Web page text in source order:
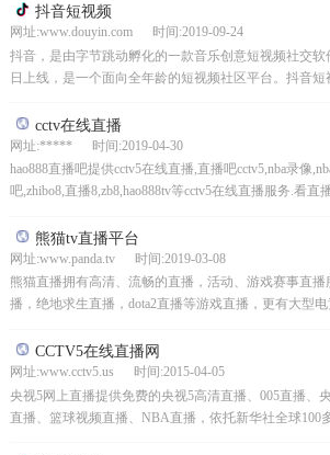
抖音短视频
网址:www.douyin.com 时间:2019-09-24
抖音，是由字节跳动孵化的一款音乐创意短视频社交软
日上线，是一个面向全年龄的短视频社区平台。抖音
cctv在线直播
网址:***** 时间:2019-04-30
hao888直播吧提供cctv5在线直播,直播吧cctv5,nba录像
吧,zhibo8,直播8,zb8,hao888tv等cctv5在线直播服务.看直
熊猫tv直播平台
网址:www.panda.tv 时间:2019-03-08
熊猫直播拥有高清、流畅的直播，活动、游戏赛事直
播，绝地求生直播，dota2直播等游戏直播，更有大型电
CCTV5在线直播网
网址:www.cctv5.us 时间:2015-04-05
央视5网上直播提供免费的央视5高清直播、005直播、
直播、篮球视频直播、NBA直播，依托新华社全球100